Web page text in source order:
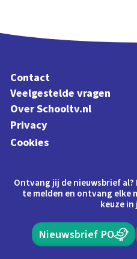
Contact
Veelgestelde vragen
Over Schooltv.nl
Privacy
Cookies
Ontvang jij de nieuwsbrief
te melden en ontvang elke
keuze in
Nieuwsbrief PO